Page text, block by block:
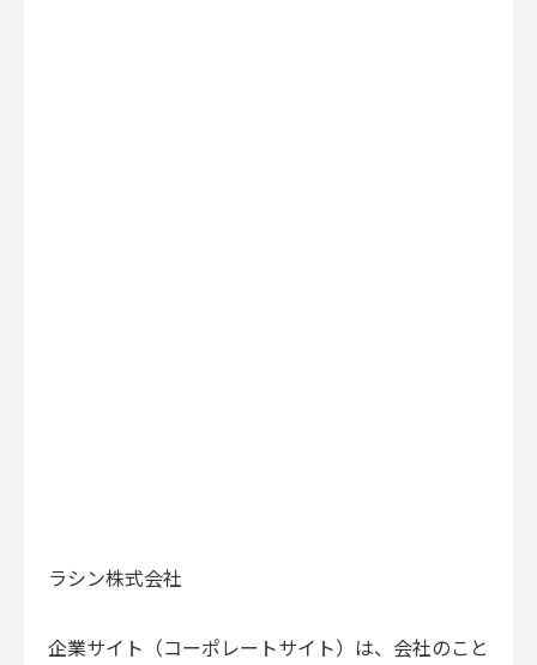
ラシン株式会社
企業サイト（コーポレートサイト）は、会社のこと